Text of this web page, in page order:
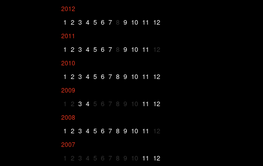
2012
1 2 3 4 5 6 7 8 9 10 11 12
2011
1 2 3 4 5 6 7 8 9 10 11 12
2010
1 2 3 4 5 6 7 8 9 10 11 12
2009
1 2 3 4 5 6 7 8 9 10 11 12
2008
1 2 3 4 5 6 7 8 9 10 11 12
2007
1 2 3 4 5 6 7 8 9 10 11 12